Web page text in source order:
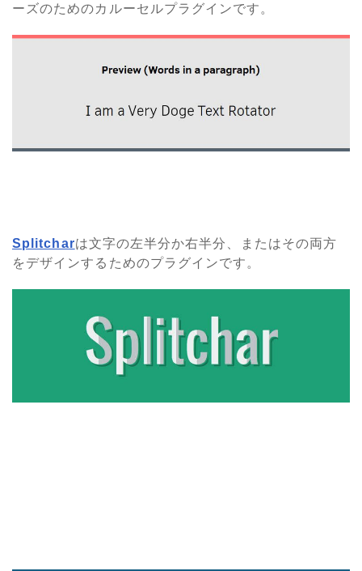
ーズのためのカルーセルプラグインです。
Splitcharは文字の左半分か右半分、またはその両方
をデザインするためのプラグインです。